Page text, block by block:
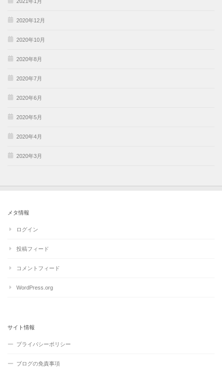
2020年12月
2020年10月
2020年8月
2020年7月
2020年6月
2020年5月
2020年4月
2020年3月
メタ情報
ログイン
投稿フィード
コメントフィード
WordPress.org
サイト情報
プライバシーポリシー
ブログの免責事項